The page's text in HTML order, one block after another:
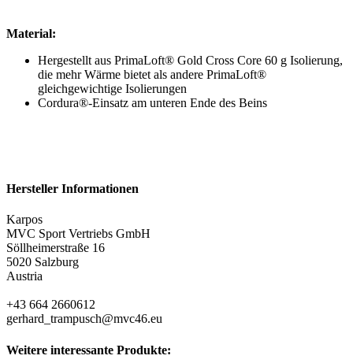
Material:
Hergestellt aus PrimaLoft® Gold Cross Core 60 g Isolierung,
die mehr Wärme bietet als andere PrimaLoft®
gleichgewichtige Isolierungen
Cordura®-Einsatz am unteren Ende des Beins
Hersteller Informationen
Karpos
MVC Sport Vertriebs GmbH
Söllheimerstraße 16
5020 Salzburg
Austria
+43 664 2660612
gerhard_trampusch@mvc46.eu
Weitere interessante Produkte: